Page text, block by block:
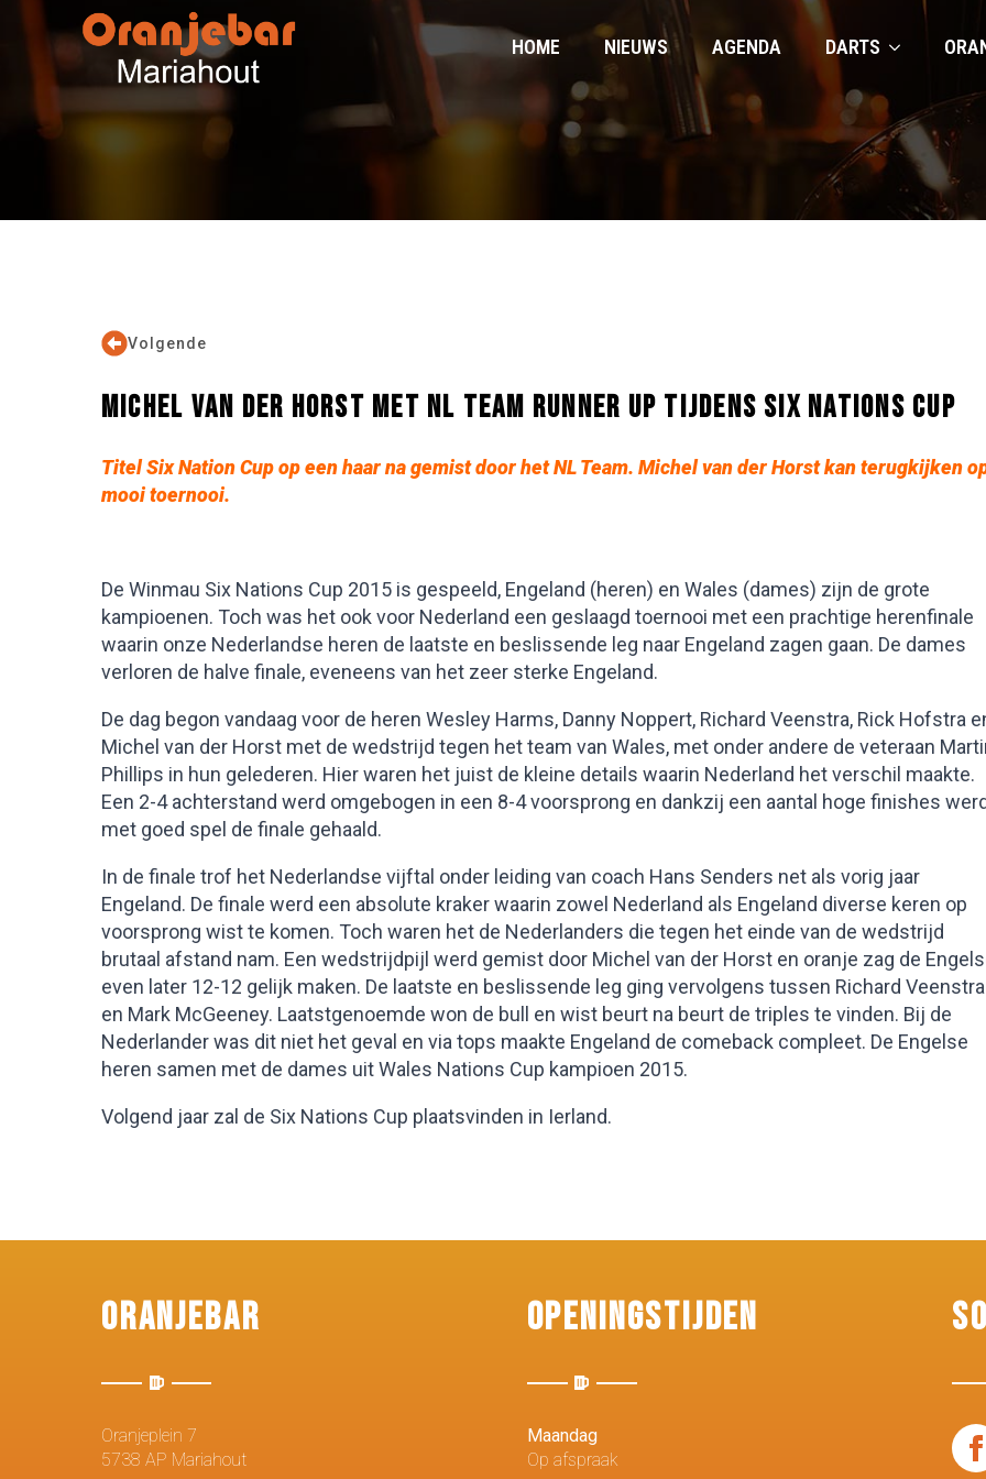
HOME NIEUWS AGENDA DARTS
Volgende
MICHEL VAN DER HORST MET NL TEAM RUNNER UP TIJDENS SIX NATIONS CUP
Titel Six Nation Cup op een haar na gemist door het NL Team. Michel van der Horst kan terugkijken
mooi toernooi.
De Winmau Six Nations Cup 2015 is gespeeld, Engeland (heren) en Wales (dames) zijn de grote
kampioenen. Toch was het ook voor Nederland een geslaagd toernooi met een prachtige herenfinale
waarin onze Nederlandse heren de laatste en beslissende leg naar Engeland zagen gaan. De dames
verloren de halve finale, eveneens van het zeer sterke Engeland.
De dag begon vandaag voor de heren Wesley Harms, Danny Noppert, Richard Veenstra, Rick Hofstra
Michel van der Horst met de wedstrijd tegen het team van Wales, met onder andere de veteraan
Phillips in hun gelederen. Hier waren het juist de kleine details waarin Nederland het verschil maakte.
Een 2-4 achterstand werd omgebogen in een 8-4 voorsprong en dankzij een aantal hoge finishes werd
met goed spel de finale gehaald.
In de finale trof het Nederlandse vijftal onder leiding van coach Hans Senders net als vorig jaar
Engeland. De finale werd een absolute kraker waarin zowel Nederland als Engeland diverse keren op
voorsprong wist te komen. Toch waren het de Nederlanders die tegen het einde van de wedstrijd
brutaal afstand nam. Een wedstrijdpijl werd gemist door Michel van der Horst en oranje zag de
even later 12-12 gelijk maken. De laatste en beslissende leg ging vervolgens tussen Richard Veenstra
en Mark McGeeney. Laatstgenoemde won de bull en wist beurt na beurt de triples te vinden. Bij de
Nederlander was dit niet het geval en via tops maakte Engeland de comeback compleet. De Engelse
heren samen met de dames uit Wales Nations Cup kampioen 2015.
Volgend jaar zal de Six Nations Cup plaatsvinden in Ierland.
Oranjebar
Oranjeplein 7
5738 AP Mariahout
Openingstijden
Maandag
Op afspraak